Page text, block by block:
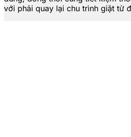
với phải quay lại chu trình giặt từ